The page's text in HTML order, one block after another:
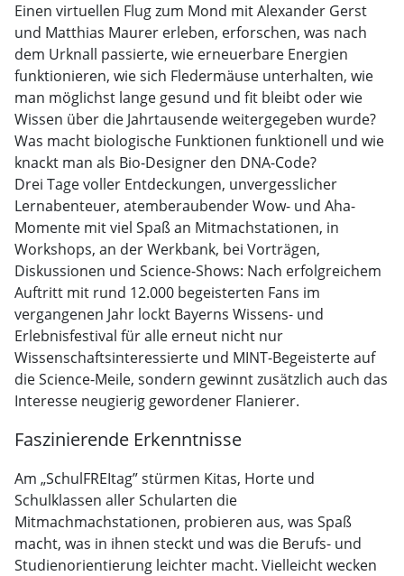
Einen virtuellen Flug zum Mond mit Alexander Gerst
und Matthias Maurer erleben, erforschen, was nach
dem Urknall passierte, wie erneuerbare Energien
funktionieren, wie sich Fledermäuse unterhalten, wie
man möglichst lange gesund und fit bleibt oder wie
Wissen über die Jahrtausende weitergegeben wurde?
Was macht biologische Funktionen funktionell und wie
knackt man als Bio-Designer den DNA-Code?
Drei Tage voller Entdeckungen, unvergesslicher
Lernabenteuer, atemberaubender Wow- und Aha-
Momente mit viel Spaß an Mitmachstationen, in
Workshops, an der Werkbank, bei Vorträgen,
Diskussionen und Science-Shows: Nach erfolgreichem
Auftritt mit rund 12.000 begeisterten Fans im
vergangenen Jahr lockt Bayerns Wissens- und
Erlebnisfestival für alle erneut nicht nur
Wissenschaftsinteressierte und MINT-Begeisterte auf
die Science-Meile, sondern gewinnt zusätzlich auch das
Interesse neugierig gewordener Flanierer.
Faszinierende Erkenntnisse
Am „SchulFREItag” stürmen Kitas, Horte und
Schulklassen aller Schularten die
Mitmachmachstationen, probieren aus, was Spaß
macht, was in ihnen steckt und was die Berufs- und
Studienorientierung leichter macht. Vielleicht wecken